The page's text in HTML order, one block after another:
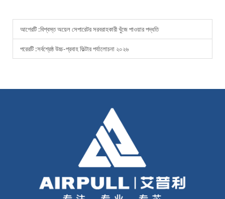
আগেরটি :বিশ্বস্ত অয়েল সেপারেটর সরবরাহকারী খুঁজে পাওয়ার পদ্ধতি
পরেরটি :সর্বশ্রেষ্ঠ উচ্চ-প্রবাহ ফিল্টার পর্যালোচনা ২০২৬